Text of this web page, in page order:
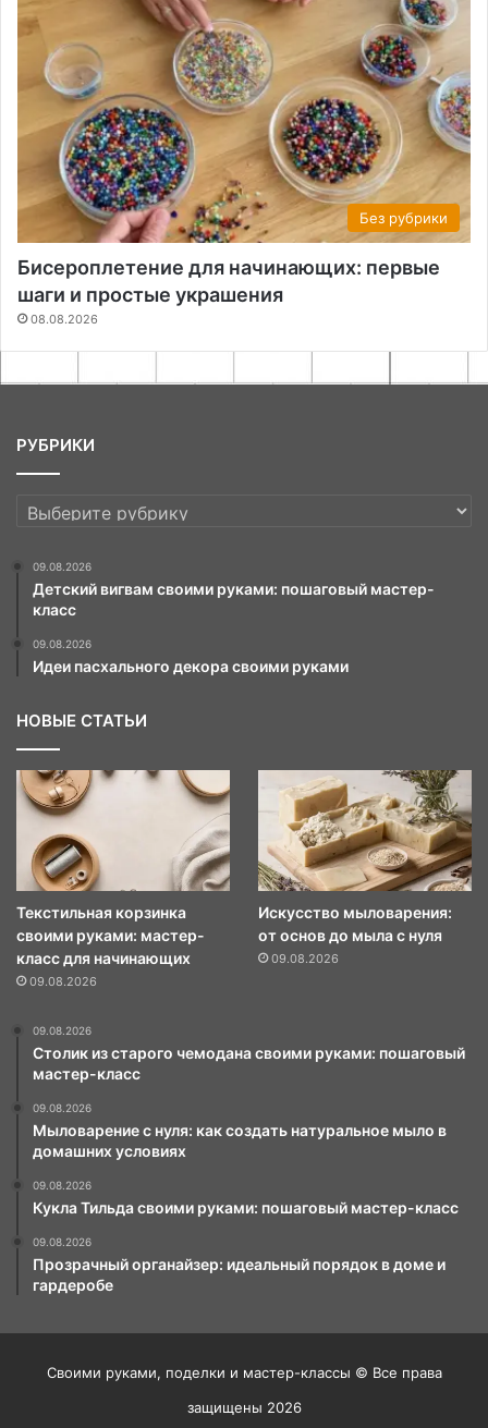
Без рубрики
Бисероплетение для начинающих: первые
шаги и простые украшения
08.08.2026
РУБРИКИ
РУБРИКИ
09.08.2026
Детский вигвам своими руками: пошаговый мастер-
класс
09.08.2026
Идеи пасхального декора своими руками
НОВЫЕ СТАТЬИ
Текстильная корзинка
своими руками: мастер-
класс для начинающих
09.08.2026
Искусство мыловарения:
от основ до мыла с нуля
09.08.2026
09.08.2026
Столик из старого чемодана своими руками: пошаговый
мастер-класс
09.08.2026
Мыловарение с нуля: как создать натуральное мыло в
домашних условиях
09.08.2026
Кукла Тильда своими руками: пошаговый мастер-класс
09.08.2026
Прозрачный органайзер: идеальный порядок в доме и
гардеробе
Своими руками, поделки и мастер-классы © Все права
защищены 2026